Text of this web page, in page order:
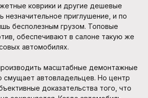
коврики и другие дешевые
приглушение, и по
бесполезным грузом. Топовые
обеспечивают в салоне такую же
автомобилях.
масштабные демонтажные
смущает автовладельцев. Но центр
доказательства того, что